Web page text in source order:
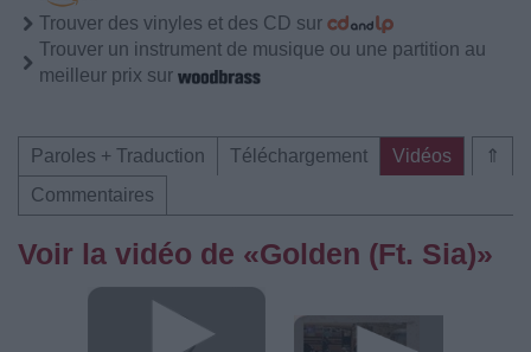
Trouver des vinyles et des CD sur
Trouver un instrument de musique ou une partition au
meilleur prix sur
⇑
Paroles + Traduction Téléchargement
Vidéos
Commentaires
Voir la vidéo de «Golden (Ft. Sia)»